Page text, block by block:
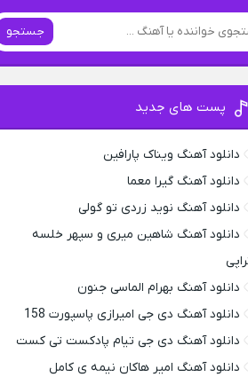
جستجو
پست های جدید
دانلود آهنگ ویناک پارافین
دانلود آهنگ گیرا معما
دانلود آهنگ نوید زردی تو گولی
دانلود آهنگ شاهین میری و سپهر خلسه
دانلود آهنگ بهرام الماسی جنون
دانلود آهنگ دی جی امیرازی پاسپورت 158
دانلود آهنگ دی جی تیام پادکست تی کست
دانلود آهنگ امیر هاکان نیمه ی کامل